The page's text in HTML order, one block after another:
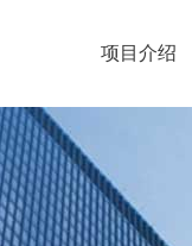
项目介绍